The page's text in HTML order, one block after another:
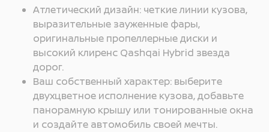
Атлетический дизайн: четкие линии кузова,
выразительные зауженные фары,
оригинальные пропеллерные диски и
высокий клиренс Qashqai Hybrid звезда
дорог.
Ваш собственный характер: выберите
двухцветное исполнение кузова, добавьте
панорамную крышу или тонированные окна
и создайте автомобиль своей мечты.